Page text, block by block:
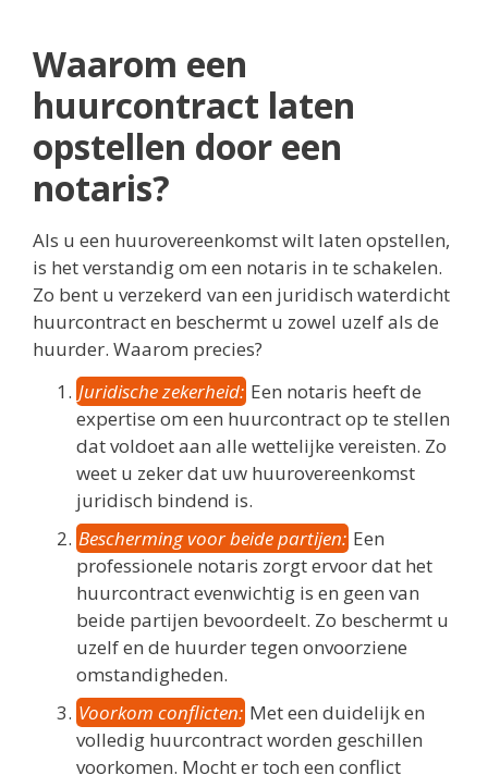
Waarom een
huurcontract laten
opstellen door een
notaris?
Als u een huurovereenkomst wilt laten opstellen,
is het verstandig om een notaris in te schakelen.
Zo bent u verzekerd van een juridisch waterdicht
huurcontract en beschermt u zowel uzelf als de
huurder. Waarom precies?
Juridische zekerheid: Een notaris heeft de
expertise om een huurcontract op te stellen
dat voldoet aan alle wettelijke vereisten. Zo
weet u zeker dat uw huurovereenkomst
juridisch bindend is.
Bescherming voor beide partijen: Een
professionele notaris zorgt ervoor dat het
huurcontract evenwichtig is en geen van
beide partijen bevoordeelt. Zo beschermt u
uzelf en de huurder tegen onvoorziene
omstandigheden.
Voorkom conflicten: Met een duidelijk en
volledig huurcontract worden geschillen
voorkomen. Mocht er toch een conflict